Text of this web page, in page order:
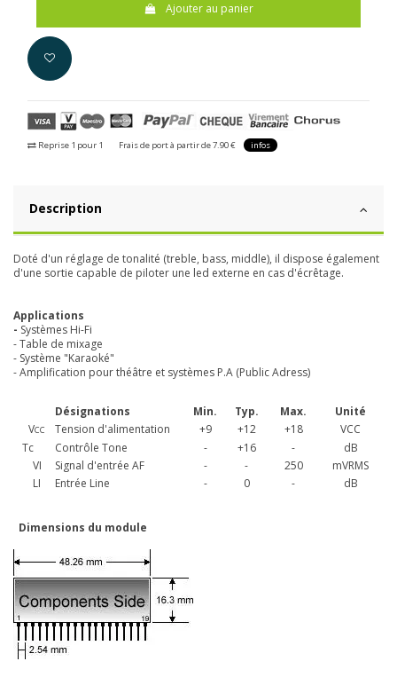
Ajouter au panier
Reprise 1 pour 1 Frais de port à partir de 7.90 € infos
Description
Doté d'un réglage de tonalité (treble, bass, middle), il dispose également
d'une sortie capable de piloter une led externe en cas d'écrêtage.
Applications
- Systèmes Hi-Fi
- Table de mixage
- Système "Karaoké"
- Amplification pour théâtre et systèmes P.A (Public Adress)
Désignations Min. Typ. Max.
Unité
VCC Tension d'alimentation +9 +12 +18
VCC
Tc
Contrôle Tone - +16 -
dB
VI
Signal d'entrée AF - - 250
mVRMS
LI
Entrée Line - 0 - dB
Dimensions du module